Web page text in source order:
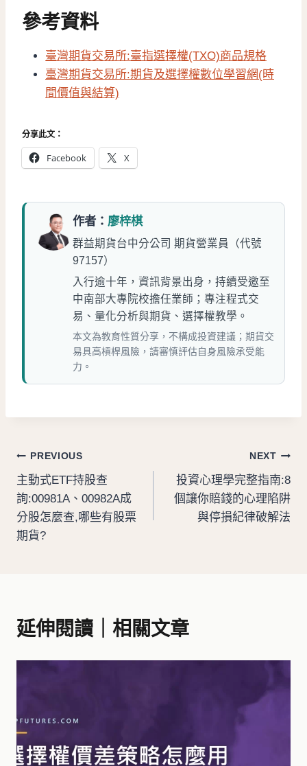
參考資料
臺灣期貨交易所:臺指選擇權(TXO)商品規格
臺灣期貨交易所:期貨及選擇權數位學習網(時
間價值與結算)
分享此文：
Facebook X
作者： 廖梓棋
群益期貨台中分公司 期貨營業員（代號
97157）
入行逾十年，資訊背景出身，持續受邀至
中南部大專院校擔任業師；專注程式交
易、量化分析與期貨、選擇權教學。
本文為教育性質分享，不構成投資建議；期貨交
易具高槓桿風險，請審慎評估自身風險承受能
力。
文
章
導
覽
PREVIOUS
主動式ETF持股查
詢:00981A、00982A成
分股怎麼查,哪些有股票
期貨?
NEXT
投資心理學完整指南:8
個讓你賠錢的心理陷阱
與停損紀律破解法
延伸閱讀｜相關文章